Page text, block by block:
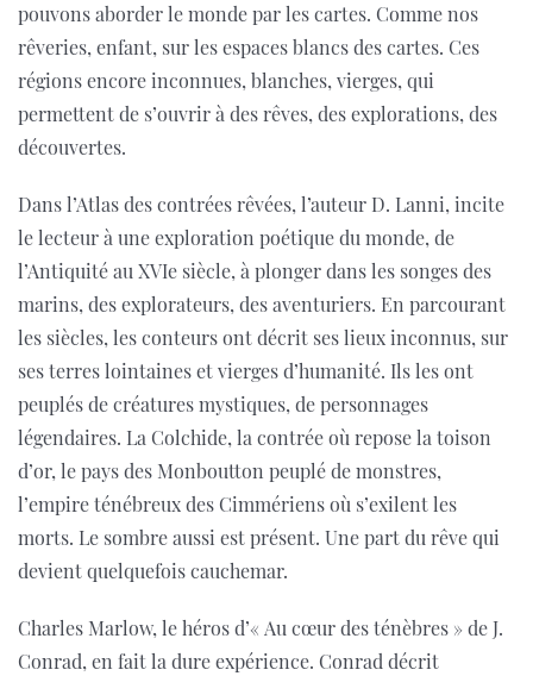
pouvons aborder le monde par les cartes. Comme nos
rêveries, enfant, sur les espaces blancs des cartes. Ces
régions encore inconnues, blanches, vierges, qui
permettent de s’ouvrir à des rêves, des explorations, des
découvertes.
Dans l’Atlas des contrées rêvées, l’auteur D. Lanni, incite
le lecteur à une exploration poétique du monde, de
l’Antiquité au XVIe siècle, à plonger dans les songes des
marins, des explorateurs, des aventuriers. En parcourant
les siècles, les conteurs ont décrit ses lieux inconnus, sur
ses terres lointaines et vierges d’humanité. Ils les ont
peuplés de créatures mystiques, de personnages
légendaires. La Colchide, la contrée où repose la toison
d’or, le pays des Monboutton peuplé de monstres,
l’empire ténébreux des Cimmériens où s’exilent les
morts. Le sombre aussi est présent. Une part du rêve qui
devient quelquefois cauchemar.
Charles Marlow, le héros d’« Au cœur des ténèbres » de J.
Conrad, en fait la dure expérience. Conrad décrit